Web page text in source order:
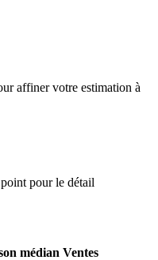
affiner votre estimation à
pour le détail
médian Ventes